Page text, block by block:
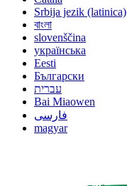
Srbija jezik (latinica)
বাংলা
slovenščina
українська
Eesti
Български
עברית
Bai Miaowen
فارسی
magyar